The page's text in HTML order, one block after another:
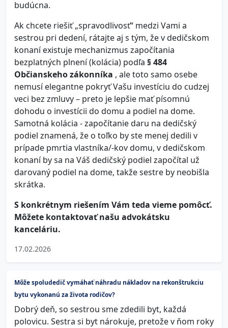
budúcna.
Ak chcete riešiť „spravodlivosť“ medzi Vami a
sestrou pri dedení, rátajte aj s tým, že v dedičskom
konaní existuje mechanizmus započítania
bezplatných plnení (kolácia) podľa § 484
Občianskeho zákonníka , ale toto samo osebe
nemusí elegantne pokryť Vašu investíciu do cudzej
veci bez zmluvy – preto je lepšie mať písomnú
dohodu o investícii do domu a podiel na dome.
Samotná kolácia - započítanie daru na dedičský
podiel znamená, že o toľko by ste menej dedili v
prípade pmrtia vlastníka/-kov domu, v dedičskom
konaní by sa na Váš dedičský podiel započítal už
darovaný podiel na dome, takže sestre by neobišla
skrátka.
S konkrétnym riešením Vám teda vieme pomôcť.
Môžete kontaktovať našu advokátsku
kanceláriu.
17.02.2026
Môže spoludedič vymáhať náhradu nákladov na rekonštrukciu
bytu vykonanú za života rodičov?
Dobrý deň, so sestrou sme zdedili byt, každá
polovicu. Sestra si byt nárokuje, pretože v ňom roky